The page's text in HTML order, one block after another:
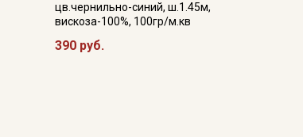
цв.чернильно-синий, ш.1.45м,
вискоза-100%, 100гр/м.кв
390 руб.